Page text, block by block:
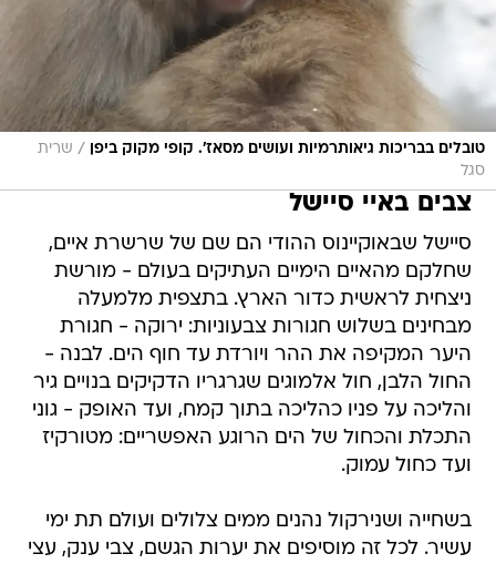
טובלים בבריכות גיאותרמיות ועושים מסאז'. קופי מקוק ביפן / שרית
סגל
צבים באיי סיישל
סיישל שבאוקיינוס ההודי הם שם של שרשרת איים,
שחלקם מהאיים הימיים העתיקים בעולם - מורשת
ניצחית לראשית כדור הארץ. בתצפית מלמעלה
מבחינים בשלוש חגורות צבעוניות: ירוקה - חגורת
היער המקיפה את ההר ויורדת עד חוף הים. לבנה -
החול הלבן, חול אלמוגים שגרגריו הדקיקים בנויים גיר
והליכה על פניו כהליכה בתוך קמח, ועד האופק - גוני
התכלת והכחול של הים הרוגע האפשריים: מטורקיז
ועד כחול עמוק.
בשחייה ושנירקול נהנים ממים צלולים ועולם תת ימי
עשיר. לכל זה מוסיפים את יערות הגשם, צבי ענק, עצי